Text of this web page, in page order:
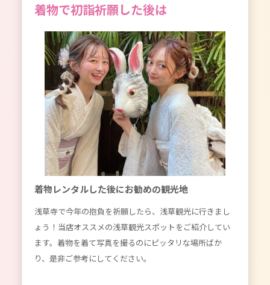
着物で初詣祈願した後は
着物レンタルした後にお勧めの観光地
浅草寺で今年の抱負を祈願したら、浅草観光に行きまし
ょう！当店オススメの浅草観光スポットをご紹介してい
ます。着物を着て写真を撮るのにピッタリな場所ばか
り、是非ご参考にしてください。